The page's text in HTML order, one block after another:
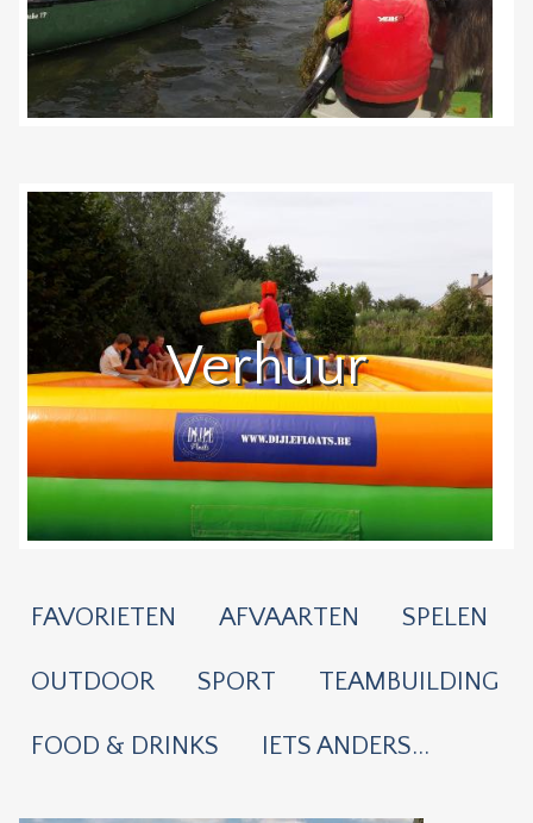
Verhuur
FAVORIETEN AFVAARTEN SPELEN
OUTDOOR SPORT TEAMBUILDING
FOOD & DRINKS IETS ANDERS...